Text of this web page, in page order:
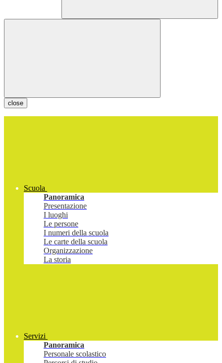
close
Scuola
Panoramica
Presentazione
I luoghi
Le persone
I numeri della scuola
Le carte della scuola
Organizzazione
La storia
Servizi
Panoramica
Personale scolastico